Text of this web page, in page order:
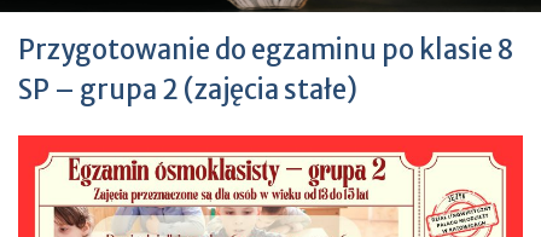
Przygotowanie do egzaminu po klasie 8
SP – grupa 2 (zajęcia stałe)